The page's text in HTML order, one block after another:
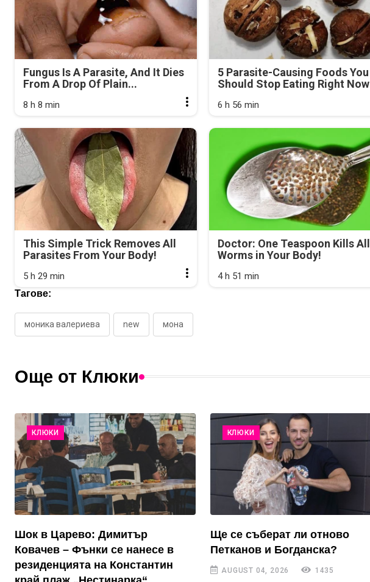
Fungus Is A Parasite, And It Dies
From A Drop Of Plain...
8 h 8 min
5 Parasite-Causing Foods You
Should Stop Eating Right Now
6 h 56 min
This Simple Trick Removes All
Parasites From Your Body!
5 h 29 min
Doctor: One Teaspoon Kills All
Worms in Your Body!
4 h 51 min
Тагове:
моника валериева new мона
Още от Клюки
КЛЮКИ
Шок в Царево: Димитър
Ковачев – Фънки се нанесе в
резиденцията на Константин
КЛЮКИ
Ще се съберат ли отново
Петканов и Богданска?
AUGUST 04, 2026 1435